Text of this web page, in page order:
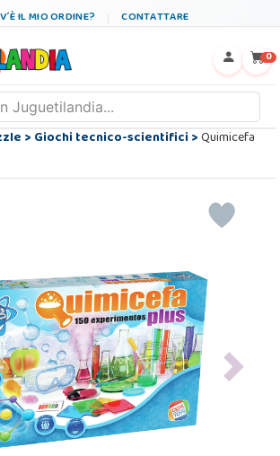
IL MIO ORDINE? CONTATTARE
0
>Giochi tecnico-scientifici>Quimicefa
Next